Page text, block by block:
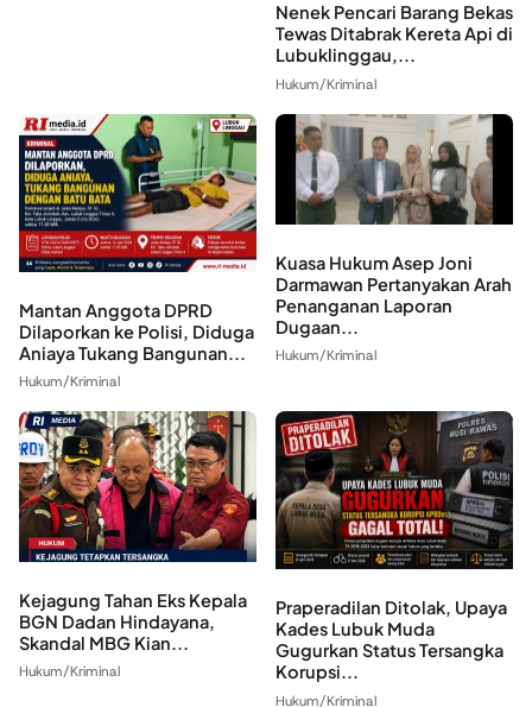
Nenek Pencari Barang Bekas
Tewas Ditabrak Kereta Api di
Lubuklinggau,...
Hukum/Kriminal
Mantan Anggota DPRD
Dilaporkan ke Polisi, Diduga
Aniaya Tukang Bangunan...
Hukum/Kriminal
Kuasa Hukum Asep Joni
Darmawan Pertanyakan Arah
Penanganan Laporan
Dugaan...
Hukum/Kriminal
Kejagung Tahan Eks Kepala
BGN Dadan Hindayana,
Skandal MBG Kian...
Hukum/Kriminal
Praperadilan Ditolak, Upaya
Kades Lubuk Muda
Gugurkan Status Tersangka
Korupsi...
Hukum/Kriminal